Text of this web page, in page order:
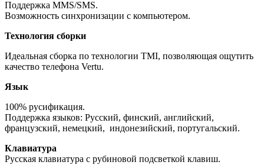
Поддержка MMS/SMS.
Возможность синхронизации с компьютером.
Технология сборки
Идеальная сборка по технологии TMI, позволяющая ощутить
качество телефона Vertu.
Язык
100% русификация.
Поддержка языков: Русский, финский, английский,
французский, немецкий, индонезийский, португальский.
Клавиатура
Русская клавиатура с рубиновой подсветкой клавиш.